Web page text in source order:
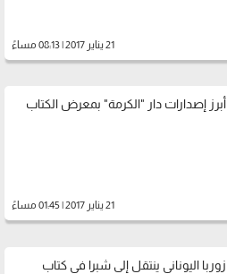
21 يناير 2017 | 08:13 مساءً
أبرز إصدارات دار "الكرمة" بمعرض الكتاب
21 يناير 2017 | 01:45 مساءً
زوربا اليوناني ينتقل إلى شبرا في كتاب